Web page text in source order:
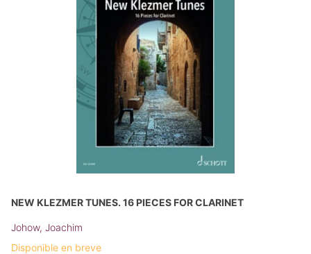
NEW KLEZMER TUNES. 16 PIECES FOR CLARINET
Johow, Joachim
Disponible en breve